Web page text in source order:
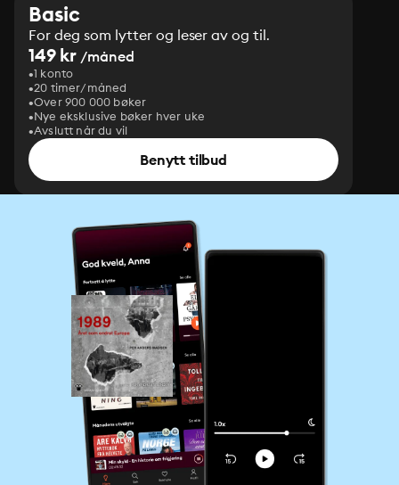
Basic
For deg som lytter og leser av og til.
149 kr /måned
1 konto
20 timer/måned
Over 900 000 bøker
Nye eksklusive bøker hver uke
Avslutt når du vil
Benytt tilbud